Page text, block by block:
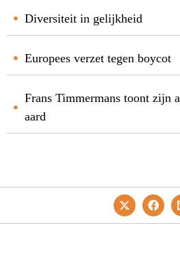
Diversiteit in gelijkheid
Europees verzet tegen boycot
Frans Timmermans toont zijn
aard